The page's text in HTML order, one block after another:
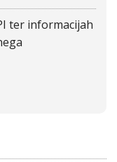
ter informacijah